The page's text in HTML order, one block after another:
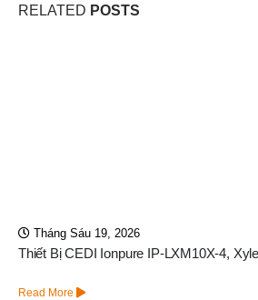
RELATED POSTS
Tháng Sáu 19, 2026
Thiết Bị CEDI Ionpure IP-LXM10X-4,
Read More